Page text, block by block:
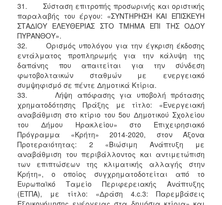
31. Σύσταση επιτροπής προσωρινής και οριστικής
παραλαβής του έργου: «ΣΥΝΤΗΡΗΣΗ ΚΑΙ ΕΠΙΣΚΕΥΗ
ΣΤΑΔΙΟΥ ΕΛΕΥΘΕΡΙΑΣ ΣΤΟ ΤΜΗΜΑ ΕΠΙ ΤΗΣ ΟΔΟΥ
ΠΥΡΑΝΘΟΥ».
32. Ορισμός υπολόγου για την έγκριση έκδοσης
εντάλματος προπληρωμής για την κάλυψη της
δαπάνης που απαιτείται για την σύνδεση
φωτοβολταικών σταθμών με ενεργειακό
συμψηφισμό σε πέντε Δημοτικά Κτίρια.
33. Λήψη απόφασης για υποβολή πρότασης
χρηματοδότησης Πράξης με τίτλο: «Ενεργειακή
αναβάθμιση στο κτίριο του 5ου Δημοτικού Σχολείου
του Δήμου Ηρακλείου» στο Επιχειρησιακό
Πρόγραμμα «Κρήτη» 2014-2020, στον Άξονα
Προτεραιότητας: 2 «Βιώσιμη Ανάπτυξη με
αναβάθμιση του περιβάλλοντος και αντιμετώπιση
των επιπτώσεων της κλιματικής αλλαγής στην
Κρήτη», ο οποίος συγχρηματοδοτείται από το
Ευρωπαϊκό Ταμείο Περιφερειακής Ανάπτυξης
(ΕΤΠΑ), με τίτλο: «Δράση 4.c.3: Παρεμβάσεις